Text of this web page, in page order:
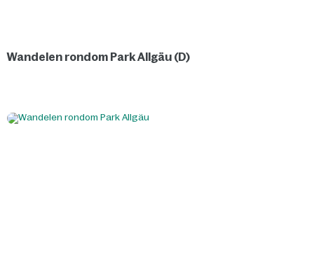
Wandelen rondom Park Allgäu (D)